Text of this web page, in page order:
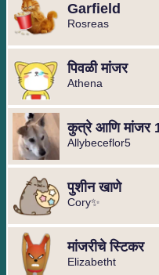
Garfield
Rosreas
पिवळी मांजर
Athena
कुत्रे आणि मांजर
Allybeceflor5
पुशीन खाणे
Cory✨
मांजरीचे स्टिकर
Elizabetht